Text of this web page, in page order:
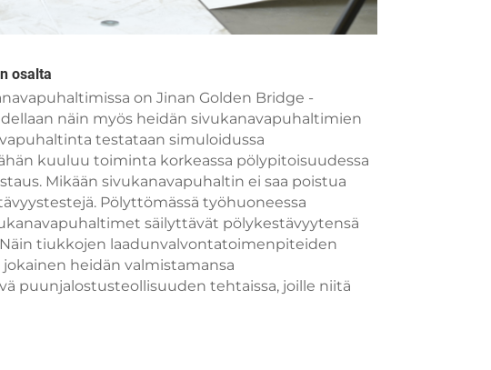
osalta
on Jinan Golden Bridge -
näin myös heidän sivukanavapuhaltimien
testataan simuloidussa
kuuluu toiminta korkeassa pölypitoisuudessa
Mikään sivukanavapuhaltin ei saa poistua
Pölyttömässä työhuoneessa
säilyttävät pölykestävyytensä
tiukkojen laadunvalvontatoimenpiteiden
heidän valmistamansa
puunjalostusteollisuuden tehtaissa, joille niitä